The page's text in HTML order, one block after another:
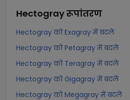
Hectograyरूपांतरण
Hectogray को Exagray में बदलें
Hectogray को Petagray में बदलें
Hectogray को Teragray में बदलें
Hectogray को Gigagray में बदलें
Hectogray को Megagray में बदलें